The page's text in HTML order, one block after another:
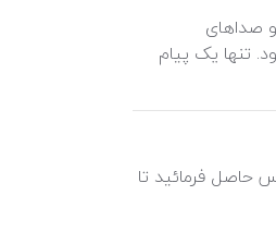
صداهای
تنها یک پیام
اطلاع از سانس های موجود اتاق فرار آنابل میتوانید همه روزه از ساعت 10 صبح لغایت 23:30 با شماره 09904139020 تماس حاصل فرمائید تا